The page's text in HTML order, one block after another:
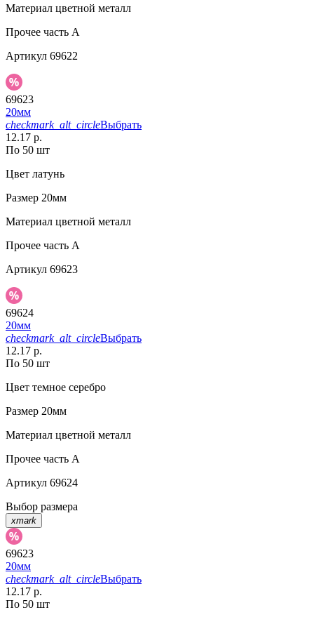
Материал цветной металл
Прочее часть A
Артикул 69622
69623
20мм
checkmark_alt_circleВыбрать
12.17 р.
По 50 шт
Цвет латунь
Размер 20мм
Материал цветной металл
Прочее часть A
Артикул 69623
69624
20мм
checkmark_alt_circleВыбрать
12.17 р.
По 50 шт
Цвет темное серебро
Размер 20мм
Материал цветной металл
Прочее часть A
Артикул 69624
Выбор размера
xmark
69623
20мм
checkmark_alt_circleВыбрать
12.17 р.
По 50 шт